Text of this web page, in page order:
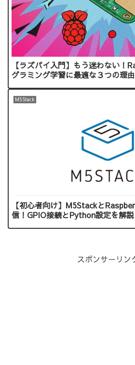
【ラズパイ入門】もう迷わない！
グラミング学習に最適な３つの理
M5Stack
【初心者向け】M5Stackと
信！GPIO接続とPython設定を解説
スポンサーリン